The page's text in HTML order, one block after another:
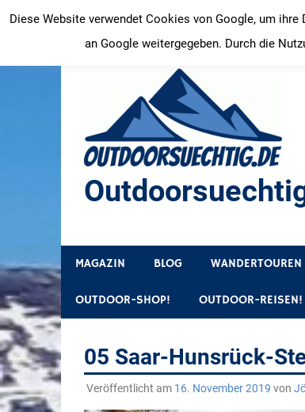
Inhalt
springen
MAGAZIN BLOG WANDERTOUREN
OUTDOOR-SHOP! OUTDOOR-REISEN!
05 Saar-Hunsrück-
Veröffentlicht am 16. November 2019 von
Diese Website verwendet Cookies von Google, um
an Google weitergegeben. Durch die